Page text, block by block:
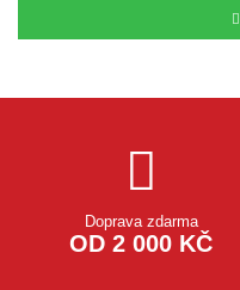
Doprava zdarma
OD 2 000 KČ